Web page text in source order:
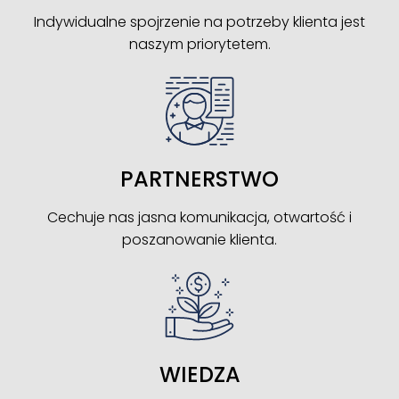
Indywidualne spojrzenie na potrzeby klienta jest
naszym priorytetem.
PARTNERSTWO
Cechuje nas jasna komunikacja, otwartość i
poszanowanie klienta.
WIEDZA